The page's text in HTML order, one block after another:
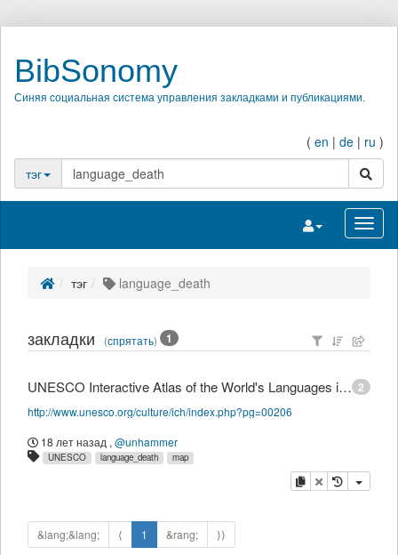
BibSonomy
Синяя социальная система управления закладками и публикациями.
( en | de | ru )
тэг
поиск
Переключить
тэг language_death
закладки (спрятать) 1
2
UNESCO Interactive Atlas of the World's Languages in Danger
http://www.unesco.org/culture/ich/index.php?pg=00206
18 лет назад , @unhammer
UNESCO language_death map
копировать
удалить
&lang;&lang; ⟨ 1 &rang; ⟩⟩